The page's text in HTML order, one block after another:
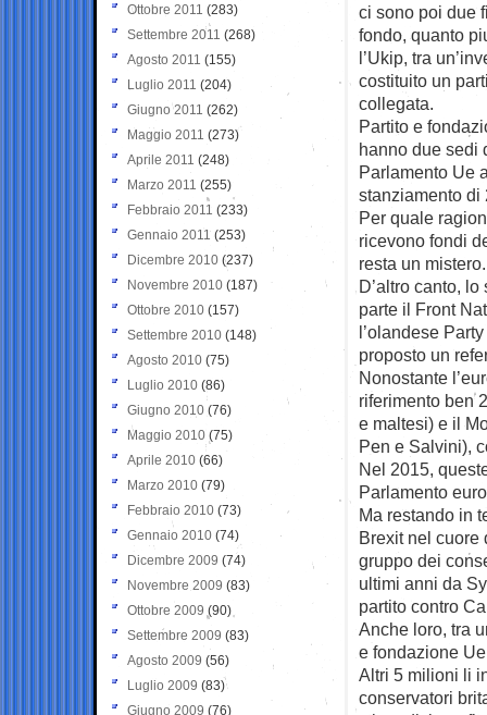
ci sono poi due
fondo, quanto
l’Ukip, tra
costituito un
collegata.
Partito e
hanno due sedi
Parlamento Ue
stanziamento di
Per quale
ricevono fondi
resta un
D’altro canto,
parte il Front
l’olandese
proposto un
Nonostante
riferimento ben
e maltesi) e il
Pen e Salvini),
Nel 2015,
Parlamento
Ma restando in
Brexit nel cuore
gruppo dei
ultimi anni da
partito contro
Anche loro, tra
e fondazione
Altri 5 milioni li
conservatori
Ottobre 2011 (283)
Settembre 2011 (268)
Agosto 2011 (155)
Luglio 2011 (204)
Giugno 2011 (262)
Maggio 2011 (273)
Aprile 2011 (248)
Marzo 2011 (255)
Febbraio 2011 (233)
Gennaio 2011 (253)
Dicembre 2010 (237)
Novembre 2010 (187)
Ottobre 2010 (157)
Settembre 2010 (148)
Agosto 2010 (75)
Luglio 2010 (86)
Giugno 2010 (76)
Maggio 2010 (75)
Aprile 2010 (66)
Marzo 2010 (79)
Febbraio 2010 (73)
Gennaio 2010 (74)
Dicembre 2009 (74)
Novembre 2009 (83)
Ottobre 2009 (90)
Settembre 2009 (83)
Agosto 2009 (56)
Luglio 2009 (83)
Giugno 2009 (76)